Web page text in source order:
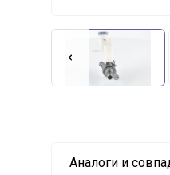
Аналоги и